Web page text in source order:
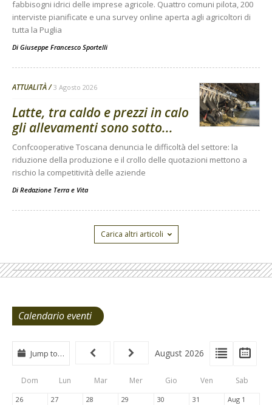
fabbisogni idrici delle imprese agricole. Quattro comuni pilota, 200
interviste pianificate e una survey online aperta agli agricoltori di
tutta la Puglia
Di Giuseppe Francesco Sportelli
ATTUALITÀ 3 Agosto 2026
Latte, tra caldo e prezzi in calo
gli allevamenti sono sotto...
Confcooperative Toscana denuncia le difficoltà del settore: la
riduzione della produzione e il crollo delle quotazioni mettono a
rischio la competitività delle aziende
Di Redazione Terra e Vita
Carica altri articoli
Calendario eventi
View
Type
Tabs
View
List
Jump to… August 2026
Dom Lun Mar Mer Gio Ven Sab
26 27 28 29 30 31 Aug 1